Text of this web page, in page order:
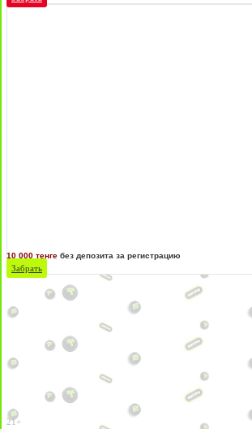
10 000 тенге без депозита за регистрацию
Забрать
21+